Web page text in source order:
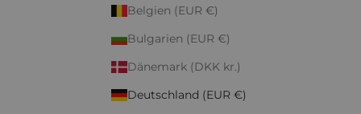
Belgien (EUR €)
Bulgarien (EUR €)
Dänemark (DKK kr.)
Deutschland (EUR €)